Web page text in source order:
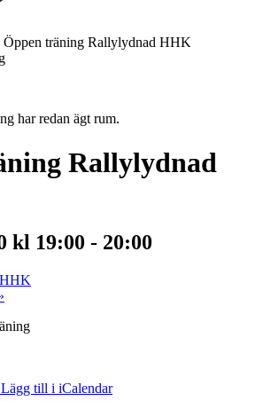
Öppen träning Rallylydnad HHK
har redan ägt rum.
Rallylydnad
kl 19:00 - 20:00
till i iCalendar